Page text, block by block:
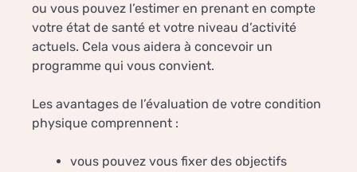
ou vous pouvez l’estimer en prenant en compte
votre état de santé et votre niveau d’activité
actuels. Cela vous aidera à concevoir un
programme qui vous convient.
Les avantages de l’évaluation de votre condition
physique comprennent :
vous pouvez vous fixer des objectifs